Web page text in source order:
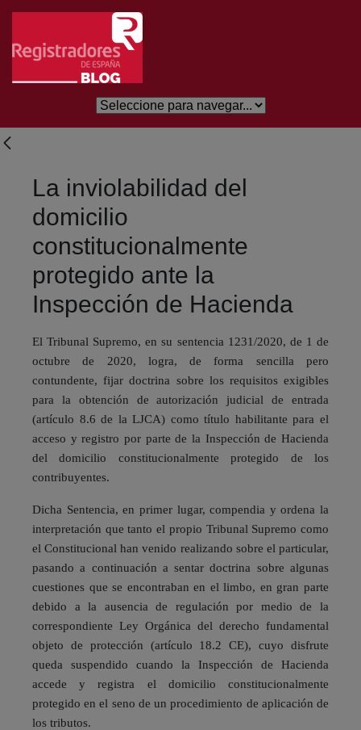
Skip to Main Content
La inviolabilidad del
domicilio
constitucionalmente
protegido ante la
Inspección de Hacienda
El Tribunal Supremo, en su sentencia 1231/2020, de 1 de
octubre de 2020, logra, de forma sencilla pero
contundente, fijar doctrina sobre los requisitos exigibles
para la obtención de autorización judicial de entrada
(artículo 8.6 de la LJCA) como título habilitante para el
acceso y registro por parte de la Inspección de Hacienda
del domicilio constitucionalmente protegido de los
contribuyentes.
Dicha Sentencia, en primer lugar, compendia y ordena la
interpretación que tanto el propio Tribunal Supremo como
el Constitucional han venido realizando sobre el particular,
pasando a continuación a sentar doctrina sobre algunas
cuestiones que se encontraban en el limbo, en gran parte
debido a la ausencia de regulación por medio de la
correspondiente Ley Orgánica del derecho fundamental
objeto de protección (artículo 18.2 CE), cuyo disfrute
queda suspendido cuando la Inspección de Hacienda
accede y registra el domicilio constitucionalmente
protegido en el seno de un procedimiento de aplicación de
los tributos.